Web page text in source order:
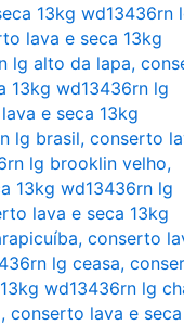
13kg wd13436rn
lava e seca 13kg
lg alto da lapa,
13kg wd13436rn lg
e seca 13kg
lg brasil, conserto
lg brooklin velho,
13kg wd13436rn lg
lava e seca 13kg
, conserto
lg ceasa,
wd13436rn lg
, conserto lava e